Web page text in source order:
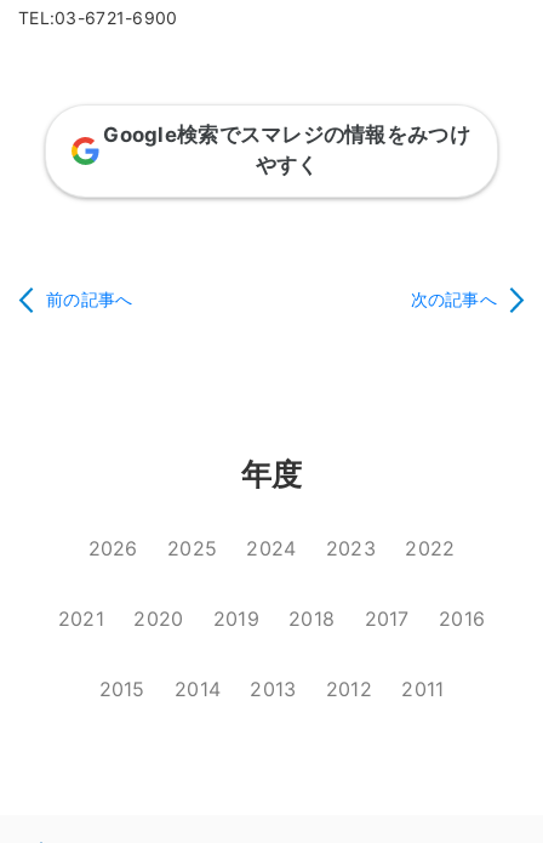
TEL:03-6721-6900
Google検索でスマレジの情報をみつけ
やすく
前の記事へ 次の記事へ
年度
2026 2025 2024 2023 2022
2021 2020 2019 2018 2017 2016
2015 2014 2013 2012 2011